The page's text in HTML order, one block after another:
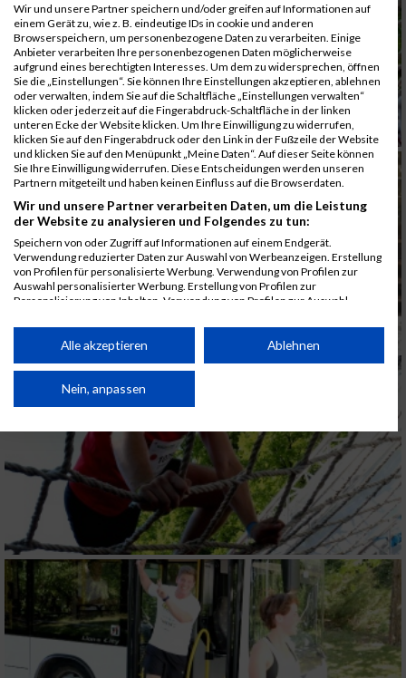
Wir und unsere Partner speichern und/oder greifen auf Informationen auf
einem Gerät zu, wie z. B. eindeutige IDs in cookie und anderen
Browserspeichern, um personenbezogene Daten zu verarbeiten. Einige
Anbieter verarbeiten Ihre personenbezogenen Daten möglicherweise
aufgrund eines berechtigten Interesses. Um dem zu widersprechen, öffnen
Sie die „Einstellungen“. Sie können Ihre Einstellungen akzeptieren, ablehnen
oder verwalten, indem Sie auf die Schaltfläche „Einstellungen verwalten“
klicken oder jederzeit auf die Fingerabdruck-Schaltfläche in der linken
unteren Ecke der Website klicken. Um Ihre Einwilligung zu widerrufen,
klicken Sie auf den Fingerabdruck oder den Link in der Fußzeile der Website
und klicken Sie auf den Menüpunkt „Meine Daten“. Auf dieser Seite können
Sie Ihre Einwilligung widerrufen. Diese Entscheidungen werden unseren
Partnern mitgeteilt und haben keinen Einfluss auf die Browserdaten.
Wir und unsere Partner verarbeiten Daten, um die Leistung
der Website zu analysieren und Folgendes zu tun:
Speichern von oder Zugriff auf Informationen auf einem Endgerät.
Verwendung reduzierter Daten zur Auswahl von Werbeanzeigen. Erstellung
von Profilen für personalisierte Werbung. Verwendung von Profilen zur
Auswahl personalisierter Werbung. Erstellung von Profilen zur
Personalisierung von Inhalten. Verwendung von Profilen zur Auswahl
Performance von Inhalten. Analyse von Zielgruppen durch Statistiken oder
Kombinationen von Daten aus verschiedenen Quellen. Entwicklung und
von Inhalten.
Daten können außerhalb der Europäischen Union weitergegeben und in die
Website/App.
Partnerliste anzeigen (1 IAB-Anbieter)
Wir nutzen Ihre Daten für folgende Zwecke:
IAB-Verarbeitungszwecke:
Speichern von oder Zugriff auf Informationen
auf einem Endgerät
Verwendung reduzierter Daten zur Auswahl
von Werbeanzeigen
Erstellung von Profilen für personalisierte
Alle akzeptieren Ablehnen
Nein, anpassen